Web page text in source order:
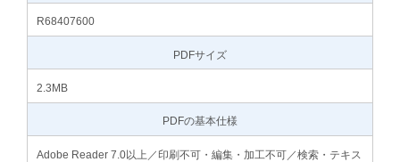
R68407600
PDFサイズ
2.3MB
PDFの基本仕様
Adobe Reader 7.0以上／印刷不可・編集・加工不可／検索・テキス